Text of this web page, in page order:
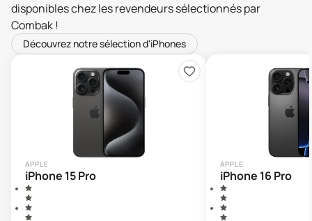
disponibles chez les revendeurs sélectionnés par
Combak !
Découvrez notre sélection d'iPhones
APPLE
iPhone 15 Pro
APPLE
iPhone 16 Pro